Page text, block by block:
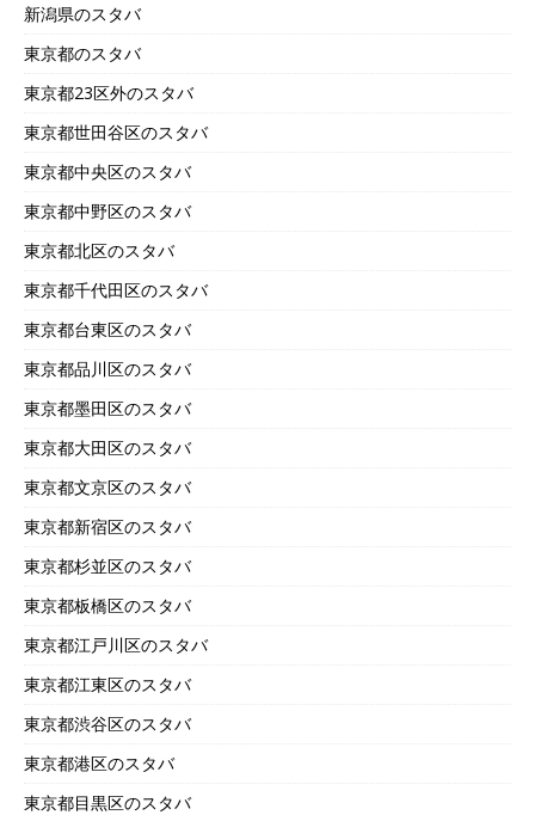
新潟県のスタバ
東京都のスタバ
東京都23区外のスタバ
東京都世田谷区のスタバ
東京都中央区のスタバ
東京都中野区のスタバ
東京都北区のスタバ
東京都千代田区のスタバ
東京都台東区のスタバ
東京都品川区のスタバ
東京都墨田区のスタバ
東京都大田区のスタバ
東京都文京区のスタバ
東京都新宿区のスタバ
東京都杉並区のスタバ
東京都板橋区のスタバ
東京都江戸川区のスタバ
東京都江東区のスタバ
東京都渋谷区のスタバ
東京都港区のスタバ
東京都目黒区のスタバ